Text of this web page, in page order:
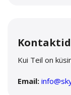
Kontaktid
Kui Teil on
Email: